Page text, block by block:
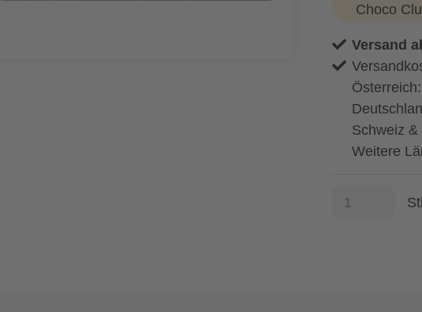
Choco
Versand
Schweiz
Weitere